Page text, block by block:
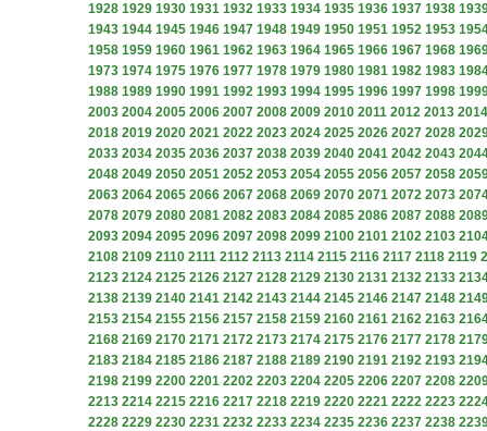
1928 1929 1930 1931 1932 1933 1934 1935 1936 1937 1938
1943 1944 1945 1946 1947 1948 1949 1950 1951 1952 1953
1958 1959 1960 1961 1962 1963 1964 1965 1966 1967 1968
1973 1974 1975 1976 1977 1978 1979 1980 1981 1982 1983
1988 1989 1990 1991 1992 1993 1994 1995 1996 1997 1998
2003 2004 2005 2006 2007 2008 2009 2010 2011 2012 2013 2014
2018 2019 2020 2021 2022 2023 2024 2025 2026 2027 2028
2033 2034 2035 2036 2037 2038 2039 2040 2041 2042 2043
2048 2049 2050 2051 2052 2053 2054 2055 2056 2057 2058
2063 2064 2065 2066 2067 2068 2069 2070 2071 2072 2073
2078 2079 2080 2081 2082 2083 2084 2085 2086 2087 2088
2093 2094 2095 2096 2097 2098 2099 2100 2101 2102 2103
2108 2109 2110 2111 2112 2113 2114 2115 2116 2117 2118 2119
2123 2124 2125 2126 2127 2128 2129 2130 2131 2132 2133
2138 2139 2140 2141 2142 2143 2144 2145 2146 2147 2148
2153 2154 2155 2156 2157 2158 2159 2160 2161 2162 2163
2168 2169 2170 2171 2172 2173 2174 2175 2176 2177 2178
2183 2184 2185 2186 2187 2188 2189 2190 2191 2192 2193
2198 2199 2200 2201 2202 2203 2204 2205 2206 2207 2208
2213 2214 2215 2216 2217 2218 2219 2220 2221 2222 2223
2228 2229 2230 2231 2232 2233 2234 2235 2236 2237 2238